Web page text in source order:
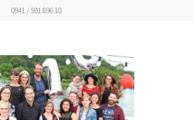
0941 / 591 896 10